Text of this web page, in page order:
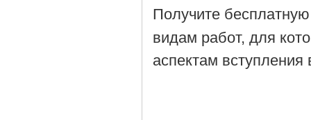
Получите
видам работ, для
аспектам